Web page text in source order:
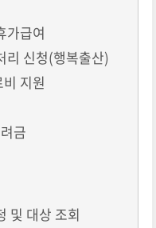
가급여
리 신청(행복출산)
지원
금
및 대상 조회